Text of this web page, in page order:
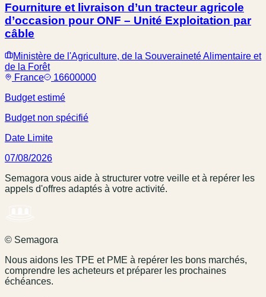
Fourniture et livraison d’un tracteur agricole
d’occasion pour ONF – Unité Exploitation par
câble
Ministère de l'Agriculture, de la Souveraineté Alimentaire et
de la Forêt
France
16600000
Budget estimé
Budget non spécifié
Date Limite
07/08/2026
Semagora vous aide à structurer votre veille et à repérer les
appels d'offres adaptés à votre activité.
© Semagora
Nous aidons les TPE et PME à repérer les bons marchés,
comprendre les acheteurs et préparer les prochaines
échéances.